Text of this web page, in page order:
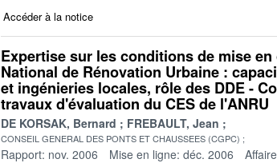
Accéder à la notice
Expertise sur les conditions de mise
National de Rénovation Urbaine :
et ingénieries locales, rôle des DDE -
travaux d'évaluation du CES de l'ANRU
DE KORSAK, Bernard FREBAULT, Jean
CONSEIL GENERAL DES PONTS ET CHAUSSEES (CGPC)
Rapport: nov. 2006 Mise en ligne: déc. 2006